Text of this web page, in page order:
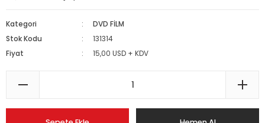
Kategori
DVD FİLM
Stok Kodu
131314
Fiyat
15,00 USD + KDV